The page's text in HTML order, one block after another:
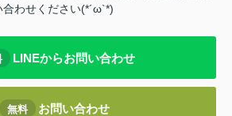
わせください(*´ω`*)
LINEからお問い合わせ
無料 お問い合わせ